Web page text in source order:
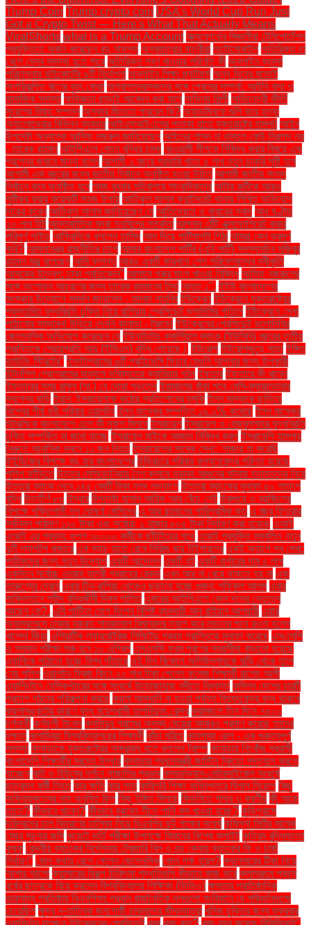
Trump Coin Trump crypto coin USA's World Cup Run Just
Got a Crypto Twist — Here's What That Actually Means
ViralShorts what is a Trump Account অক্সফোর্ডের বিজ্ঞানীরা টেলিপোর্টেশন
প্রযুক্তিতে অর্জন করেছেন বড় সাফল্য অগ্রযাত্রার যাত্রীরা অটোমোবাইল অতিরিক্ত চা
খেলে যেসব সমস্যা হতে পারে অতিরিক্ত লবণ খাওয়ার পরিণতি কী অনলাইন ব্যবসা
পরিচালনায় হাইকোর্টের ৯টি নির্দেশনা অনলাইন শিক্ষা প্ল্যাটফর্ম অন্য দিনের মতোই
অপরিকল্পিত ঋণের বৃহৎ বোঝা অপ্রাপ্তবয়স্কদের সঙ্গে প্রেমের সম্পর্ক: আইনি বাধা ও
সামাজিক সমস্যা অভিজ্ঞতা ছাড়াই আবেদন করা যাবে অভিনয় শিল্পী অভিনেত্রী কীর্তি
সুরেশের বিবাহ সম্পন্ন অস্কার জিততে পারবেন কি? অ্যাডমিনকে গুলি করে হত্যা
অ্যালোভেরার বিভিন্ন ব্যবহার আইএসআইএসের পতাকা হাতে যুক্তরাষ্ট্রে হামলা! আইন
উপদেষ্টা অধ্যাপক আসিফ নজরুল জানিয়েছেন আইনের শাসন না থাকলে কেউ নিরাপদ নয়
- তারেক রহমান আইপিএলে বেতন বৃদ্ধির চমক আওয়ামী লীগকে নিষিদ্ধ করার বিষয়ে এক
প্রশ্নের জবাবে মান্না বলেন আগামী ২ বছরে সরকারি খাতে ৫ লাখ নতুন চাকরি সৃষ্টি হবে
আগামী এক বছরের মধ্যে জাতীয় নির্বাচন অনুষ্ঠিত হওয়া উচিত আগামী জাতীয় সংসদ
নির্বাচন কবে অনুষ্ঠিত হবে আজ বুধবার সচিবালয়ে সাংবাদিকদের আটার রুটিকে আরও
পুষ্টিকর করার কয়েকটি সহজ উপায় আতিকুল সালাম ক্যান্টনমেন্ট থানায় লিখিত অভিযোগ
দায়ের করেন আতিকুল সালাম জানিয়েছেন যে আতিথেয়তা ও খাবারের স্বাদ আধ ঘণ্টায়
২০ লাখ হিট আন্তর্জাতিক মুদ্রা তহবিলের সতর্কতা আপনার ঠোঁট এক্সফোলিয়েট করার
পরিপূর্ণ গাইড আফ্রিদিকে বললেন তামিম আম দিয়ে পাটিসাপটা পিঠা আমরা কেন ভ্রমণ
করি? আমলাতন্ত্র রাজনীতির চাপে আমার বাংলাদেশ পার্টির (এবি পার্টি) সদস্যসচিব মজিবুর
রহমান মঞ্জু বলেছেন আমি ক্লান্ত আরও একটি কারখানা পেল পরিবেশবান্ধব স্বীকৃতি
আসকের উদ্বেগ: ঢাকা প্রতিবেদন" আসামে গরুর মাংস খাওয়া নিষিদ্ধ আসিফ নজরুলের
সঙ্গে অশোভন আচরণের জন্য তারেক রহমানের নিন্দা আহত ১". ইইউ বাংলাদেশের
সংস্কার উদ্যোগে সমর্থন জানালেন - হাদজা লাহবিব ইউক্রেন ইউক্রেনে যুক্তরাষ্ট্রের
প্রস্তাবিত যুদ্ধবিরতি চুক্তি নিয়ে রাশিয়ার প্রেসিডেন্ট ভ্লাদিমির পুতিনে ইউক্রেনে সেনা
পাঠানোর সম্ভাবনা উড়িয়ে দেননি কানাডা - ট্রুডো ইউক্রেনের প্রেসিডেন্ট ভলোদিমির
জেলেনস্কি অভিযোগ করেছেন যে ইউনাইটেড কমার্শিয়াল ব্যাংক (ইউসিবি) বছরের তৃতীয়
প্রান্তিকে শেয়ারপ্রতি আয় (ইপিএস) বৃদ্ধি পেয়েছে। ইউরোপ ইউরোপজুড়ে সাড়া ইঙ্গিত
ডাউনিং স্ট্রিটের" ইনস্টাগ্রামের ৬টি প্রাইভেসি ফিচার যেগুলি আপনার জন্য উপকারী
ইন্টার্নশিপ প্রোগ্রামের মাধ্যমে ভবিষ্যতের ক্যারিয়ার গঠন ইফতার ইফতারে কী খাবেন
ইফতারের সময় রাসুল (সা.) যে দোয়া পড়তেন ইয়ামালের বাঁকা পথে মেসি-ম্যারাডোনার
স্বপ্নের বাড়ি ইরান: ইসরায়েলকে কঠোর প্রতিশোধের হুমকি ইলন মাস্ককে ছাড়িয়ে
বিশ্বের শীর্ষ ধনী পরিবার ওয়ালটন ইলন মাস্কের সম্পত্তি ১৯.২% কমেছে ইলন মাস্কের
স্টারলিংক বাংলাদেশে এলে কী সুফল মিলবে ইসরায়েল ইসরায়েল ও হেজবুল্লাহর যুদ্ধবিরতি
চুক্তি সম্পর্কিত যা জানা যাচ্ছে ইসরায়েল মাইকে আজান নিষিদ্ধ করল ইসরায়েলি হামলায়
বৈরুতে আবাসিক ভবনে ১১ জন নিহত ইসরায়েলের সাবেক সেনা: 'গাজায় যা করেছি
উইন্ডিজের বিপক্ষে বড় হার বাংলাদেশের উড়িরচরে পরিবার কল্যাণকেন্দ্র পরিণত হয়েছে
পুলিশ ফাঁড়িতে উত্তর মেসিডোনিয়ায় নৈশ ক্লাবে ভয়াবহ আগুনের ঘটনায় হতাহতদের নিয়ে
উত্তরা ব্যাংক দেবে ১৪৫ কোটি টাকা নগদ লভ্যাংশ উত্তরা ব্যাংকের মুনাফা ৫০ শতাংশ
বৃদ্ধি উত্তীর্ণ ৮৩ উদ্ধার উপদেষ্টা হাসান আরিফ আর বেঁচে নেই উরুগুয়ে ও ব্রাজিলের
বিপক্ষে শক্তিশালী দল ঘোষণা মেসিদের এ আর রহমানের পারিশ্রমিক কত এ বছর ফিতরার
সর্বনিম্ন পরিমাণ ১১০ টাকা এবং সর্বোচ্চ ২ হাজার ৮০৫ টাকা নির্ধারণ করা হয়েছে এআই
এআই এর প্রভাব: গুগল ৩০০০০ কর্মীকে ছাঁটাইয়ের পথে এআই প্রযুক্তি সম্বলিত নতুন
দুটি ল্যাপটপ বাজারে এক ম্যাচ হাতে রেখে সিরিজ জয় টাইগারদের একই অ্যাপে সব সেবা:
পর্যটকদের জন্য নতুন উদ্যোগ একটি আন্দোলন একটি বই একটি বার্গারের দাম ৫ লাখ
একদিনে সর্বোচ্চ ওমরাহ যাত্রী প্রবাহের রেকর্ড এখন আর না খেয়ে থাকতে হয় না এবং
তারুণ্যের দ্রোহ এবার চীন-রাশিয়া থেকেও ছড়ানো হচ্ছে গুজব: শফিকুল আলম এবার
পাকিস্তানে শহীদ বুদ্ধিজীবী দিবস পালিত এবারের আইপিএলে কোন দলের নেতৃত্বে
আছেন কে?. এবি পার্টিতে যোগ দিলেন বিশিষ্ট ব্যবসায়ী আবু রাইয়ান আশয়ারী এয়ার
অ্যাম্বুলেন্সে ঢাকার হজরত শাহজালাল বিমানবন্দর ত্যাগ করে লন্ডনের পথে রওনা হলেন
খালেদা জিয়া এশিয়াটিক ল্যাবরেটরিজ লিমিটেড প্রথম প্রান্তিকে মুনাফা করেছে এসএসসি
ও সমমান পরীক্ষা শুরু হবে ১০ এপ্রিল এসএসসি ফরম পূরণের সময়সীমা বাড়ানো হয়েছে
এ্যানিকে পাঠানো হচ্ছে বিশ্ব সাঁতারে ওই দিন বিকেলে অলিউল্লাহকে বাড়ি থেকে তুলে
নেয় পুলিশ ওয়ালটন ফ্রিজ কিনে ২০ লাখ টাকা পেলেন কলেজ শিক্ষার্থী রাশেদ আলী
ওয়াশিংটনে হেলিকপ্টারের সঙ্গে সংঘর্ষে উড়োজাহাজ নদীতে বিধ্বস্ত কমিশন দেশের চারটি
প্রদেশ গঠনের পরিকল্পনা করছে কয়লা আমদানি না হওয়া পর্যন্ত বিদ্যুৎকেন্দ্র বন্ধ থাকবে
কয়লাসঙ্কটের কারণে বন্ধ মহেশখালী তাপবিদ্যুৎ কেন্দ্র করমজলে তিন দিনে ৭৫০০
দর্শনার্থী কর্ণফুলী টানেল কলসিন্দুর গ্রামের অদম্য মেয়েরা আবারও প্রমাণ করেছে তাদের
দক্ষতা কলাম্বিয়া বিশ্ববিদ্যালয়ের শিক্ষার্থী কাঁচা মরিচে কানপাকা রোগ - এক গুরুত্বপুর্ণ
সমস্যা কানাডাকে যুক্তরাষ্ট্রের অঙ্গরাজ্য হতে বললেন ট্রাম্প কানাডায় নিখোঁজ প্রবাসী
বাংলাদেশি শিক্ষার্থীর মরদেহ উদ্ধার কানাডার প্রধানমন্ত্রী জাস্টিন ট্রুডো পদত্যাগ করতে
যাচ্ছেন কান্ট ও হিউমের দর্শনে গাজালির প্রভাব কাভার্ডভ্যান-মোটরসাইকেল সংঘর্ষে
ছাত্রদল কর্মী নিহত কার ক্ষতি কার লাভ কারিগরি শিক্ষা অধিদপ্তরে বিশাল নিয়োগ কিছু
অধিনায়কত্বের নাম অনুমিত ছিল কিছু ইঙ্গিত মিলছে কিডনিতে পাথর ও করণীয় কী আছে
তাতে? কীভাবে খাবেন? কীভাবে বুঝবেন শীতে পানি কম খাওয়া হচ্ছে? কুড়িগ্রামে
দরিদ্রদের চাল বিতরণের তালিকা নিয়ে বিএনপির দুই পক্ষের সংঘর্ষ কুমিল্লা সিটির সাবেক
মেয়র সূচনার জমি কুয়েটে ভর্তি পরীক্ষা উপলক্ষে বিমানের বিশেষ ফ্লাইট কৃত্রিম বুদ্ধিমত্তা
কৃষক কেন্দ্রীয় ব্যাংকের নির্দেশনায় ট্রেজারি বিল ও বন্ড কেনায় ব্যাংকের ফি ও চার্জ
নির্ধারণ" কোন কথায় রেগে গেলেন জেলেনস্কি কোন পক্ষ হারল? ক্যানসারের টিকা নিয়ে
আশার আলো ক্যান্সারের বিকল্প চিকিৎসা পদ্ধতিগুলি কীভাবে কাজ করে ক্লাসরুমে প্রথম
বর্ষের ছাত্রকে বিয়ে করলেন বিশ্ববিদ্যালয় শিক্ষিকা (ভিডিও) ক্ষমতার প্রাতিষ্ঠানিক
ভারসাম্য প্রতিষ্ঠায় বিএনপিসহ প্রধান রাজনৈতিক দলগুলো সংবিধানে যে পরিবর্তনগুলো
চেয়েছিল ক্ষুদ্র নৃ-তাত্বিক জনগোষ্ঠী চাকমাদের জীবনযাত্রা খনিজ চুক্তির জন্য শুক্রবার